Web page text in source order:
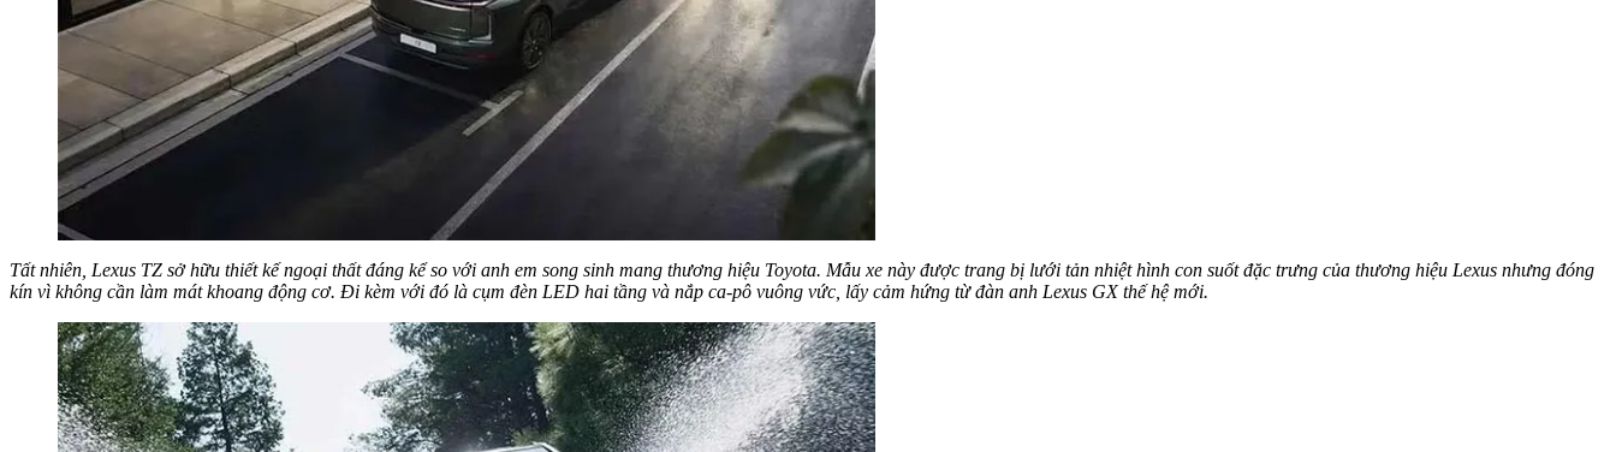
Tất nhiên, Lexus TZ sở hữu thiết kế ngoại thất đáng kể so với anh em song sinh mang thương hiệu Toyota. Mẫu xe này được trang bị lưới tản nhiệt hình con suốt đặc trưng của thương hiệu Lexus nhưng đóng
kín vì không cần làm mát khoang động cơ. Đi kèm với đó là cụm đèn LED hai tầng và nắp ca-pô vuông vức, lấy cảm hứng từ đàn anh Lexus GX thế hệ mới.